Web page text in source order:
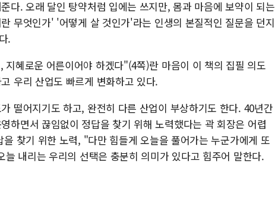
다. 오래 달인 탕약처럼 입에는 쓰지만, 몸과 마음에 보약이 되는
무엇인가' '어떻게 살 것인가'라는 인생의 본질적인 질문을 던지
.
혜로운 어른이어야 하겠다"(4쪽)란 마음이 이 책의 집필 의도
우리 산업도 빠르게 변화하고 있다.
떨어지기도 하고, 완전히 다른 산업이 부상하기도 한다. 40년간
하면서 끊임없이 정답을 찾기 위해 노력했다는 곽 회장은 어렵
찾기 위한 노력, "다만 힘들게 오늘을 풀어가는 누군가에게 또
내리는 우리의 선택은 충분히 의미가 있다고 힘주어 말한다.